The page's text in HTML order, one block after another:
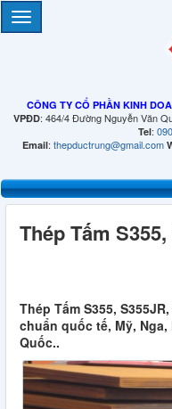
CÔNG TY CỔ PHẦN KINH
VPĐD: 464/4 Đường Nguyễn Văn
Tel:
Email: thepductrung@gmail.com
Thép Tấm
Thép Tấm S355,
chuẩn quốc tế, Mỹ,
Quốc..